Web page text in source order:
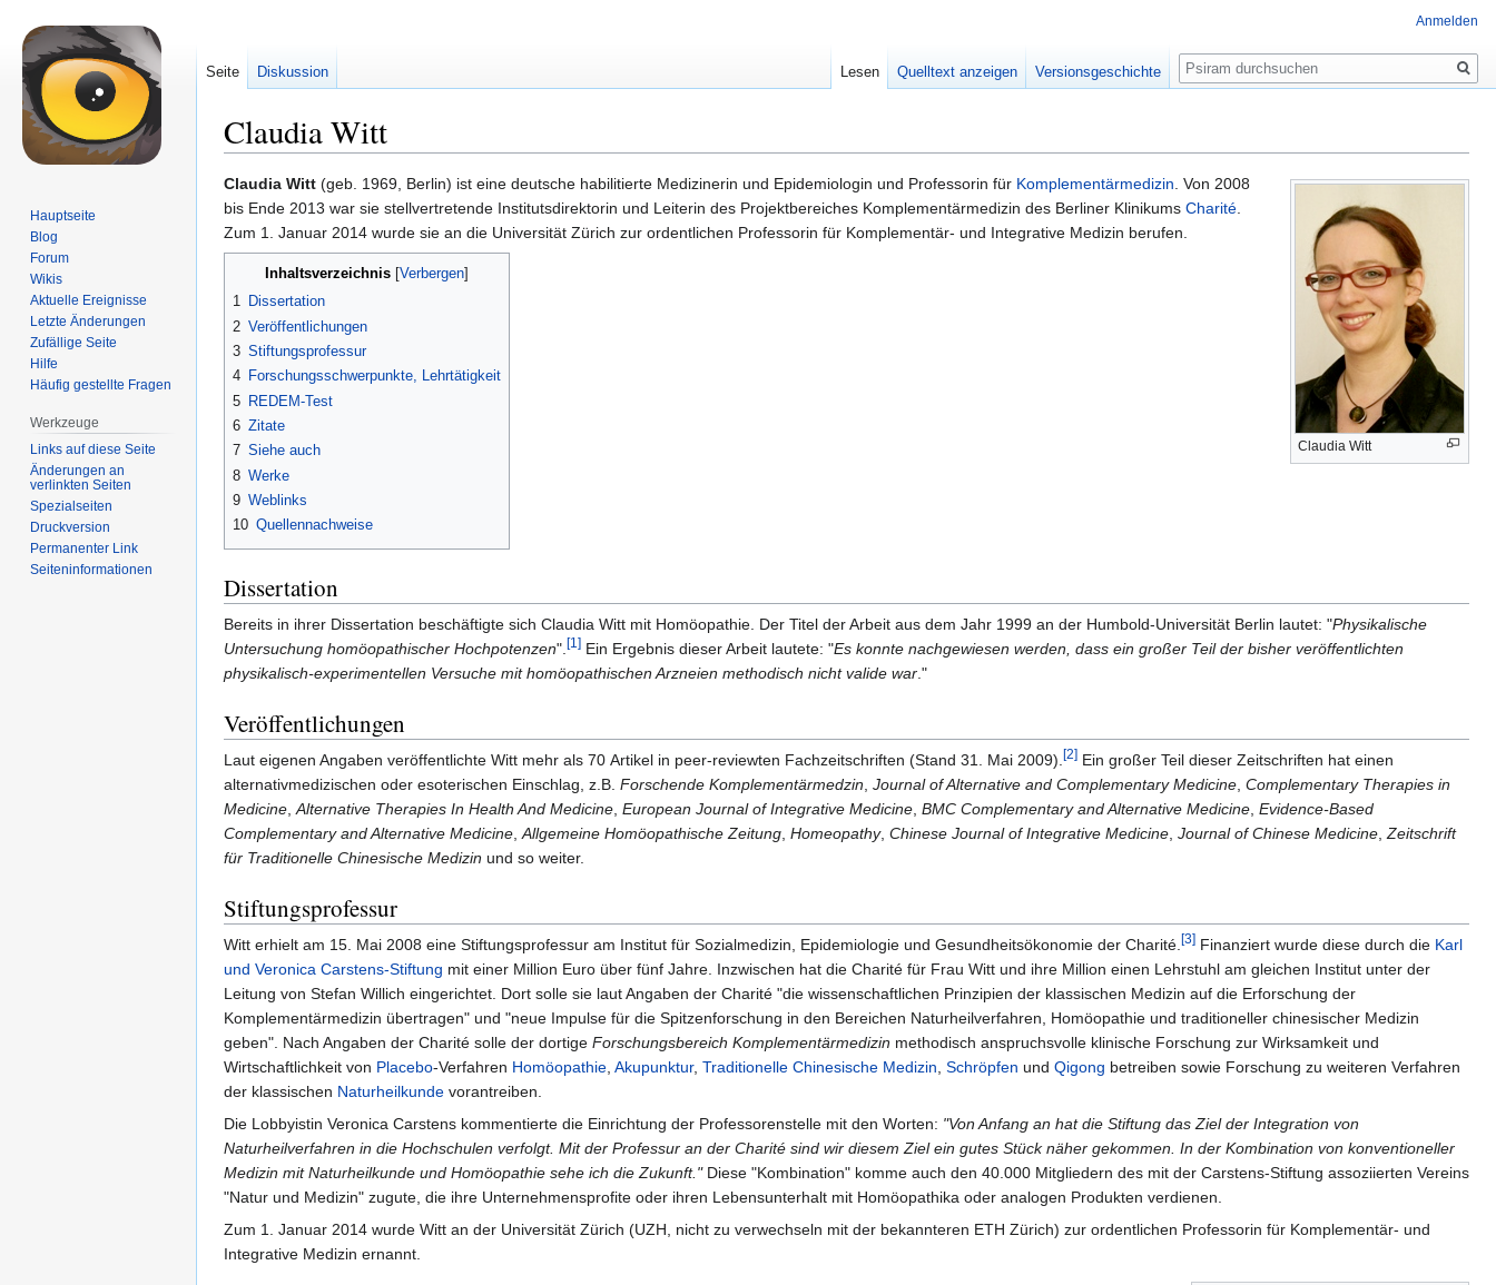
Claudia Witt
Zur
Navigation
springen
Zur
Suche
springen
Claudia Witt
Claudia Witt (geb. 1969, Berlin) ist eine deutsche habilitierte Medizinerin und Epidemiologin und Professorin für Komplementärmedizin. Von 2008
bis Ende 2013 war sie stellvertretende Institutsdirektorin und Leiterin des Projektbereiches Komplementärmedizin des Berliner Klinikums Charité.
Zum 1. Januar 2014 wurde sie an die Universität Zürich zur ordentlichen Professorin für Komplementär- und Integrative Medizin berufen.
Inhaltsverzeichnis
1 Dissertation
2 Veröffentlichungen
3 Stiftungsprofessur
4 Forschungsschwerpunkte, Lehrtätigkeit
5 REDEM-Test
6 Zitate
7 Siehe auch
8 Werke
9 Weblinks
10 Quellennachweise
Dissertation
Bereits in ihrer Dissertation beschäftigte sich Claudia Witt mit Homöopathie. Der Titel der Arbeit aus dem Jahr 1999 an der Humbold-Universität Berlin lautet: "Physikalische
Untersuchung homöopathischer Hochpotenzen".[1] Ein Ergebnis dieser Arbeit lautete: "Es konnte nachgewiesen werden, dass ein großer Teil der bisher veröffentlichten
physikalisch-experimentellen Versuche mit homöopathischen Arzneien methodisch nicht valide war."
Veröffentlichungen
Laut eigenen Angaben veröffentlichte Witt mehr als 70 Artikel in peer-reviewten Fachzeitschriften (Stand 31. Mai 2009).[2] Ein großer Teil dieser Zeitschriften hat einen
alternativmedizischen oder esoterischen Einschlag, z.B. Forschende Komplementärmedzin, Journal of Alternative and Complementary Medicine, Complementary Therapies in
Medicine,Alternative Therapies In Health And Medicine, European Journal of Integrative Medicine, BMC Complementary and Alternative Medicine, Evidence-Based
Complementary and Alternative Medicine,Allgemeine Homöopathische Zeitung, Homeopathy, Chinese Journal of Integrative Medicine, Journal of Chinese Medicine,Zeitschrift
für Traditionelle Chinesische Medizin und so weiter.
Stiftungsprofessur
Witt erhielt am 15. Mai 2008 eine Stiftungsprofessur am Institut für Sozialmedizin, Epidemiologie und Gesundheitsökonomie der Charité.[3] Finanziert wurde diese durch die Karl
und Veronica Carstens-Stiftung mit einer Million Euro über fünf Jahre. Inzwischen hat die Charité für Frau Witt und ihre Million einen Lehrstuhl am gleichen Institut unter der
Leitung von Stefan Willich eingerichtet. Dort solle sie laut Angaben der Charité "die wissenschaftlichen Prinzipien der klassischen Medizin auf die Erforschung der
Komplementärmedizin übertragen" und "neue Impulse für die Spitzenforschung in den Bereichen Naturheilverfahren, Homöopathie und traditioneller chinesischer Medizin
geben". Nach Angaben der Charité solle der dortige Forschungsbereich Komplementärmedizin methodisch anspruchsvolle klinische Forschung zur Wirksamkeit und
Wirtschaftlichkeit von Placebo-Verfahren Homöopathie, Akupunktur, Traditionelle Chinesische Medizin, Schröpfen und Qigong betreiben sowie Forschung zu weiteren Verfahren
der klassischen Naturheilkunde vorantreiben.
Die Lobbyistin Veronica Carstens kommentierte die Einrichtung der Professorenstelle mit den Worten: "Von Anfang an hat die Stiftung das Ziel der Integration von
Naturheilverfahren in die Hochschulen verfolgt. Mit der Professur an der Charité sind wir diesem Ziel ein gutes Stück näher gekommen. In der Kombination von konventioneller
Medizin mit Naturheilkunde und Homöopathie sehe ich die Zukunft."Diese "Kombination" komme auch den 40.000 Mitgliedern des mit der Carstens-Stiftung assoziierten Vereins
"Natur und Medizin" zugute, die ihre Unternehmensprofite oder ihren Lebensunterhalt mit Homöopathika oder analogen Produkten verdienen.
Zum 1. Januar 2014 wurde Witt an der Universität Zürich (UZH, nicht zu verwechseln mit der bekannteren ETH Zürich) zur ordentlichen Professorin für Komplementär- und
Integrative Medizin ernannt.
Anmelden
Seite Diskussion Lesen Quelltext anzeigen Versionsgeschichte
Suche
Hauptseite
Blog
Forum
Wikis
Aktuelle Ereignisse
Letzte Änderungen
Zufällige Seite
Hilfe
Häufig gestellte Fragen
Werkzeuge
Links auf diese Seite
Änderungen an
verlinkten Seiten
Spezialseiten
Druckversion
Permanenter Link
Seiten­informationen